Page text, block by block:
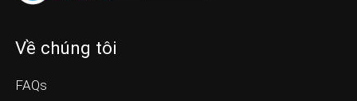
Về chúng tôi
FAQs